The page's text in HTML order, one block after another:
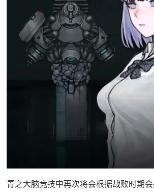
青之大脑竞技中再次将会根据战败时期